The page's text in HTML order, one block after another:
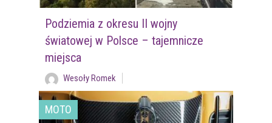
Podziemia z okresu II wojny
światowej w Polsce – tajemnicze
miejsca
Wesoły Romek
MOTO